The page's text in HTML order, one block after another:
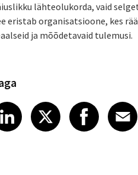
lähteolukorda, vaid
eristab organisatsioone, kes
ja mõõdetavaid tulemusi.
article on
LinkedIn
Share article
XShare